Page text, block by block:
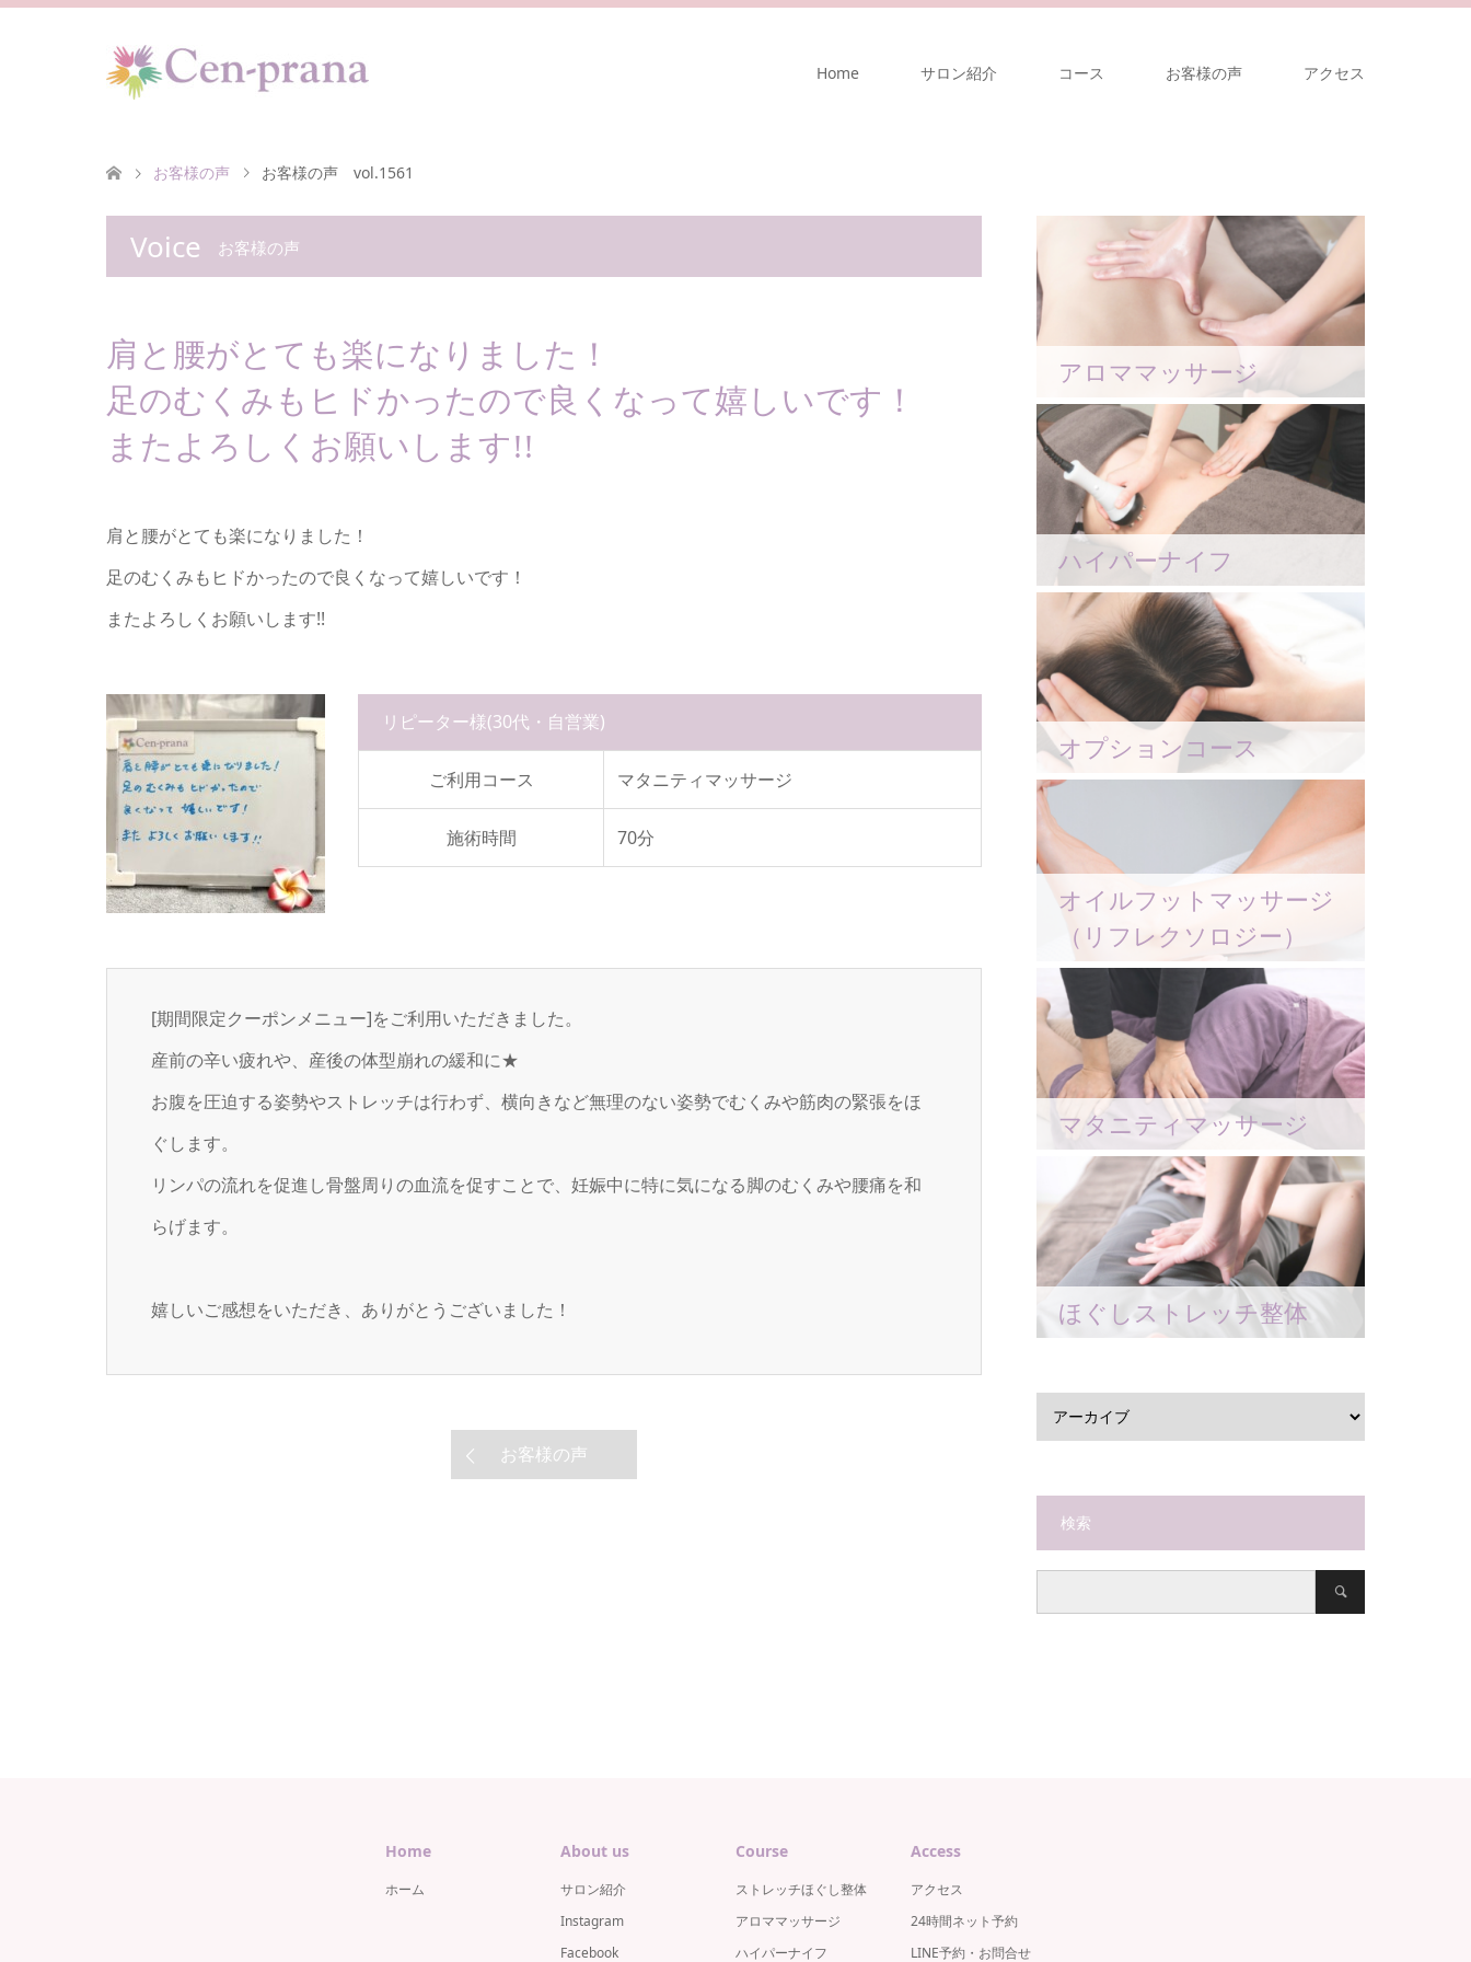
Home サロン紹介 コース お客様の声 アクセス
お客様の声 お客様の声 vol.1561
Voice お客様の声
肩と腰がとても楽になりました！
足のむくみもヒドかったので良くなって嬉しいです！
またよろしくお願いします!!
肩と腰がとても楽になりました！
足のむくみもヒドかったので良くなって嬉しいです！
またよろしくお願いします!!
リピーター様(30代・自営業)
ご利用コース マタニティマッサージ
施術時間 70分
[期間限定クーポンメニュー]をご利用いただきました。
産前の辛い疲れや、産後の体型崩れの緩和に★
お腹を圧迫する姿勢やストレッチは行わず、横向きなど無理のない姿勢でむくみや筋肉の緊張をほ
ぐします。
リンパの流れを促進し骨盤周りの血流を促すことで、妊娠中に特に気になる脚のむくみや腰痛を和
らげます。
嬉しいご感想をいただき、ありがとうございました！
お客様の声
アロママッサージ
ハイパーナイフ
オプションコース
オイルフットマッサージ
（リフレクソロジー）
マタニティマッサージ
ほぐしストレッチ整体
検索
Home
ホーム
About us
サロン紹介
Instagram
Facebook
Course
ストレッチほぐし整体
アロママッサージ
ハイパーナイフ
Access
アクセス
24時間ネット予約
LINE予約・お問合せ